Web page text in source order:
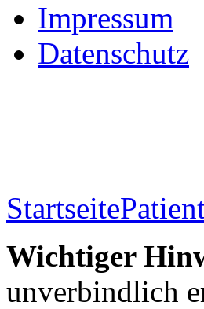
Impressum
Datenschutz
Startseite
Wichtiger
unverbindlich